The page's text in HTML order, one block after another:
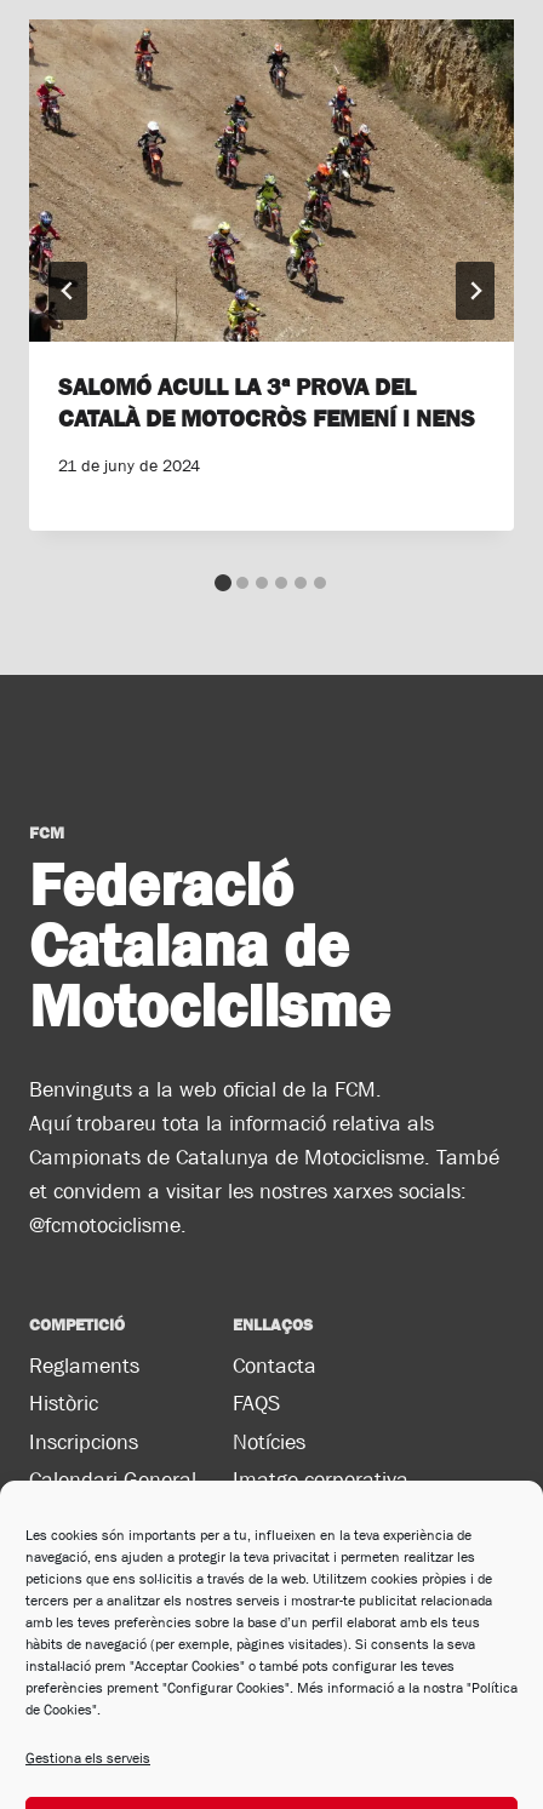
Les cookies són importants per a tu, influeixen en la teva experiència de
navegació, ens ajuden a protegir la teva privacitat i permeten realitzar les
peticions que ens sol·licitis a través de la web. Utilitzem cookies pròpies i de
tercers per a analitzar els nostres serveis i mostrar-te publicitat relacionada
amb les teves preferències sobre la base d’un perfil elaborat amb els teus
hàbits de navegació (per exemple, pàgines visitades). Si consents la seva
instal·lació prem "Acceptar Cookies" o també pots configurar les teves
preferències prement "Configurar Cookies". Més informació a la nostra "Política
de Cookies".
Gestiona els serveis
SALOMÓ ACULL LA 3ª PROVA DEL
CATALÀ DE MOTOCRÒS FEMENÍ I NENS
21 de juny de 2024
FCM
Federació
Catalana de
Motociclisme
Benvinguts a la web oficial de la FCM.
Aquí trobareu tota la informació relativa als
Campionats de Catalunya de Motociclisme. També
et convidem a visitar les nostres xarxes socials:
@fcmotociclisme.
COMPETICIÓ
Reglaments
Històric
Inscripcions
Calendari General
ENLLAÇOS
Contacta
FAQS
Notícies
Imatge corporativa
LEGAL
Política de privacitat
Política de cookies
Avís legal
Política de xarxes socials